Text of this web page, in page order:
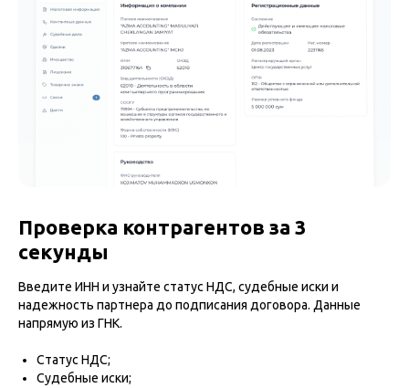
Проверка контрагентов за 3
секунды
Введите ИНН и узнайте статус НДС, судебные иски и
надежность партнера до подписания договора. Данные
напрямую из ГНК.
Статус НДС;
Судебные иски;